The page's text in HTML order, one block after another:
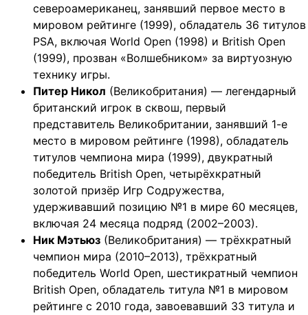
североамериканец, занявший первое место в
мировом рейтинге (1999), обладатель 36 титулов
PSA, включая World Open (1998) и British Open
(1999), прозван «Волшебником» за виртуозную
технику игры.
Питер Никол (Великобритания) — легендарный
британский игрок в сквош, первый
представитель Великобритании, занявший 1-е
место в мировом рейтинге (1998), обладатель
титулов чемпиона мира (1999), двукратный
победитель British Open, четырёхкратный
золотой призёр Игр Содружества,
удерживавший позицию №1 в мире 60 месяцев,
включая 24 месяца подряд (2002–2003).
Ник Мэтьюз (Великобритания) — трёхкратный
чемпион мира (2010–2013), трёхкратный
победитель World Open, шестикратный чемпион
British Open, обладатель титула №1 в мировом
рейтинге с 2010 года, завоевавший 33 титула и